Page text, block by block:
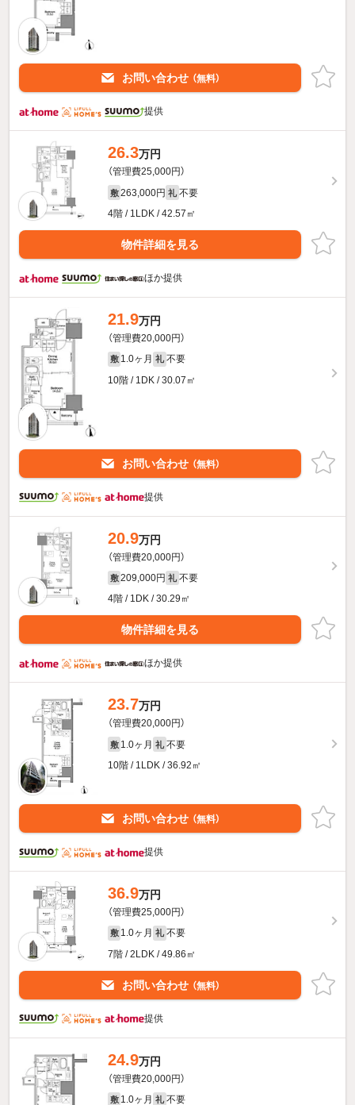
お問い合わせ （無料）
提供
26.3万円
（管理費25,000円）
敷 263,000円 礼 不要
4階 / 1LDK / 42.57㎡
物件詳細を見る
ほか提供
21.9万円
（管理費20,000円）
敷 1.0ヶ月 礼 不要
10階 / 1DK / 30.07㎡
お問い合わせ （無料）
提供
20.9万円
（管理費20,000円）
敷 209,000円 礼 不要
4階 / 1DK / 30.29㎡
物件詳細を見る
ほか提供
23.7万円
（管理費20,000円）
敷 1.0ヶ月 礼 不要
10階 / 1LDK / 36.92㎡
お問い合わせ （無料）
提供
36.9万円
（管理費25,000円）
敷 1.0ヶ月 礼 不要
7階 / 2LDK / 49.86㎡
お問い合わせ （無料）
提供
24.9万円
（管理費20,000円）
敷 1.0ヶ月 礼 不要